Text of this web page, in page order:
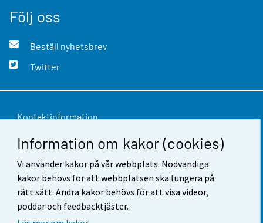
Information om kakor (cookies)
Vi använder kakor på vår webbplats. Nödvändiga
kakor behövs för att webbplatsen ska fungera på
rätt sätt. Andra kakor behövs för att visa videor,
poddar och feedbacktjäster.
Följ oss
Beställ nyhetsbrev
Twitter
Kontaktinformation
Respons
Användarvillkor
Dataskydd
Tillgänglighet